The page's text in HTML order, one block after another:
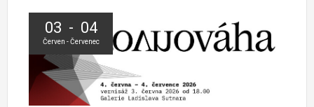
03 - 04
Červen - Červenec